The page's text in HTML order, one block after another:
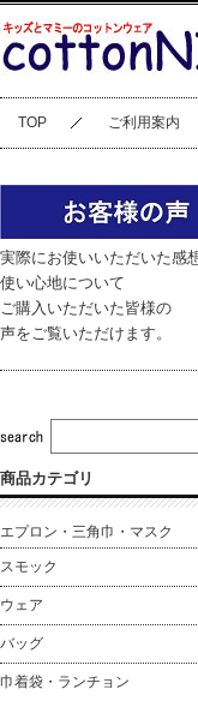
TOP ご利用案内
実際にお使いいただいた感
使い心地について
ご購入いただいた皆様の
声をご覧いただけます。
商品カテゴリ
エプロン・三角巾・マスク
スモック
ウェア
バッグ
巾着袋・ランチョン